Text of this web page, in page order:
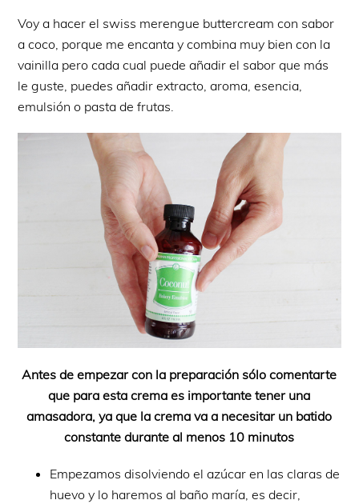
Voy a hacer el swiss merengue buttercream con sabor
a coco, porque me encanta y combina muy bien con la
vainilla pero cada cual puede añadir el sabor que más
le guste, puedes añadir extracto, aroma, esencia,
emulsión o pasta de frutas.
Antes de empezar con la preparación sólo comentarte
que para esta crema es importante tener una
amasadora, ya que la crema va a necesitar un batido
constante durante al menos 10 minutos
Empezamos disolviendo el azúcar en las claras de
huevo y lo haremos al baño maría, es decir,